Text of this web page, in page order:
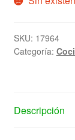
SKU: 17964
Categoría:
Descripción